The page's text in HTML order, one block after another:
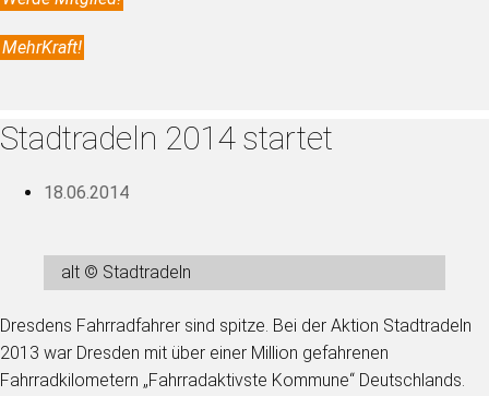
MehrKraft!
Stadtradeln 2014 startet
18.06.2014
alt © Stadtradeln
Dresdens Fahrradfahrer sind spitze. Bei der Aktion Stadtradeln
2013 war Dresden mit über einer Million gefahrenen
Fahrradkilometern „Fahrradaktivste Kommune“ Deutschlands.